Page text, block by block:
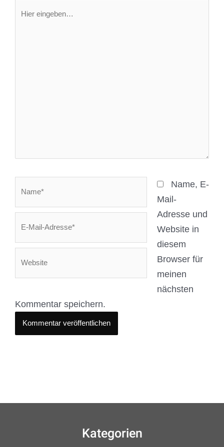
eingeben…
Adresse*
Name, E-
Mail-
Adresse und
Website in
diesem
Browser für
meinen
nächsten
Kommentar speichern.
Kategorien